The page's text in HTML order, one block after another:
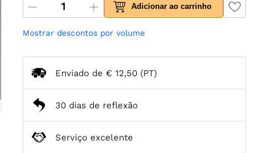
Adicionar ao carrinho
Mostrar descontos por volume
Enviado de € 12,50 (PT)
30 dias de reflexão
Serviço excelente